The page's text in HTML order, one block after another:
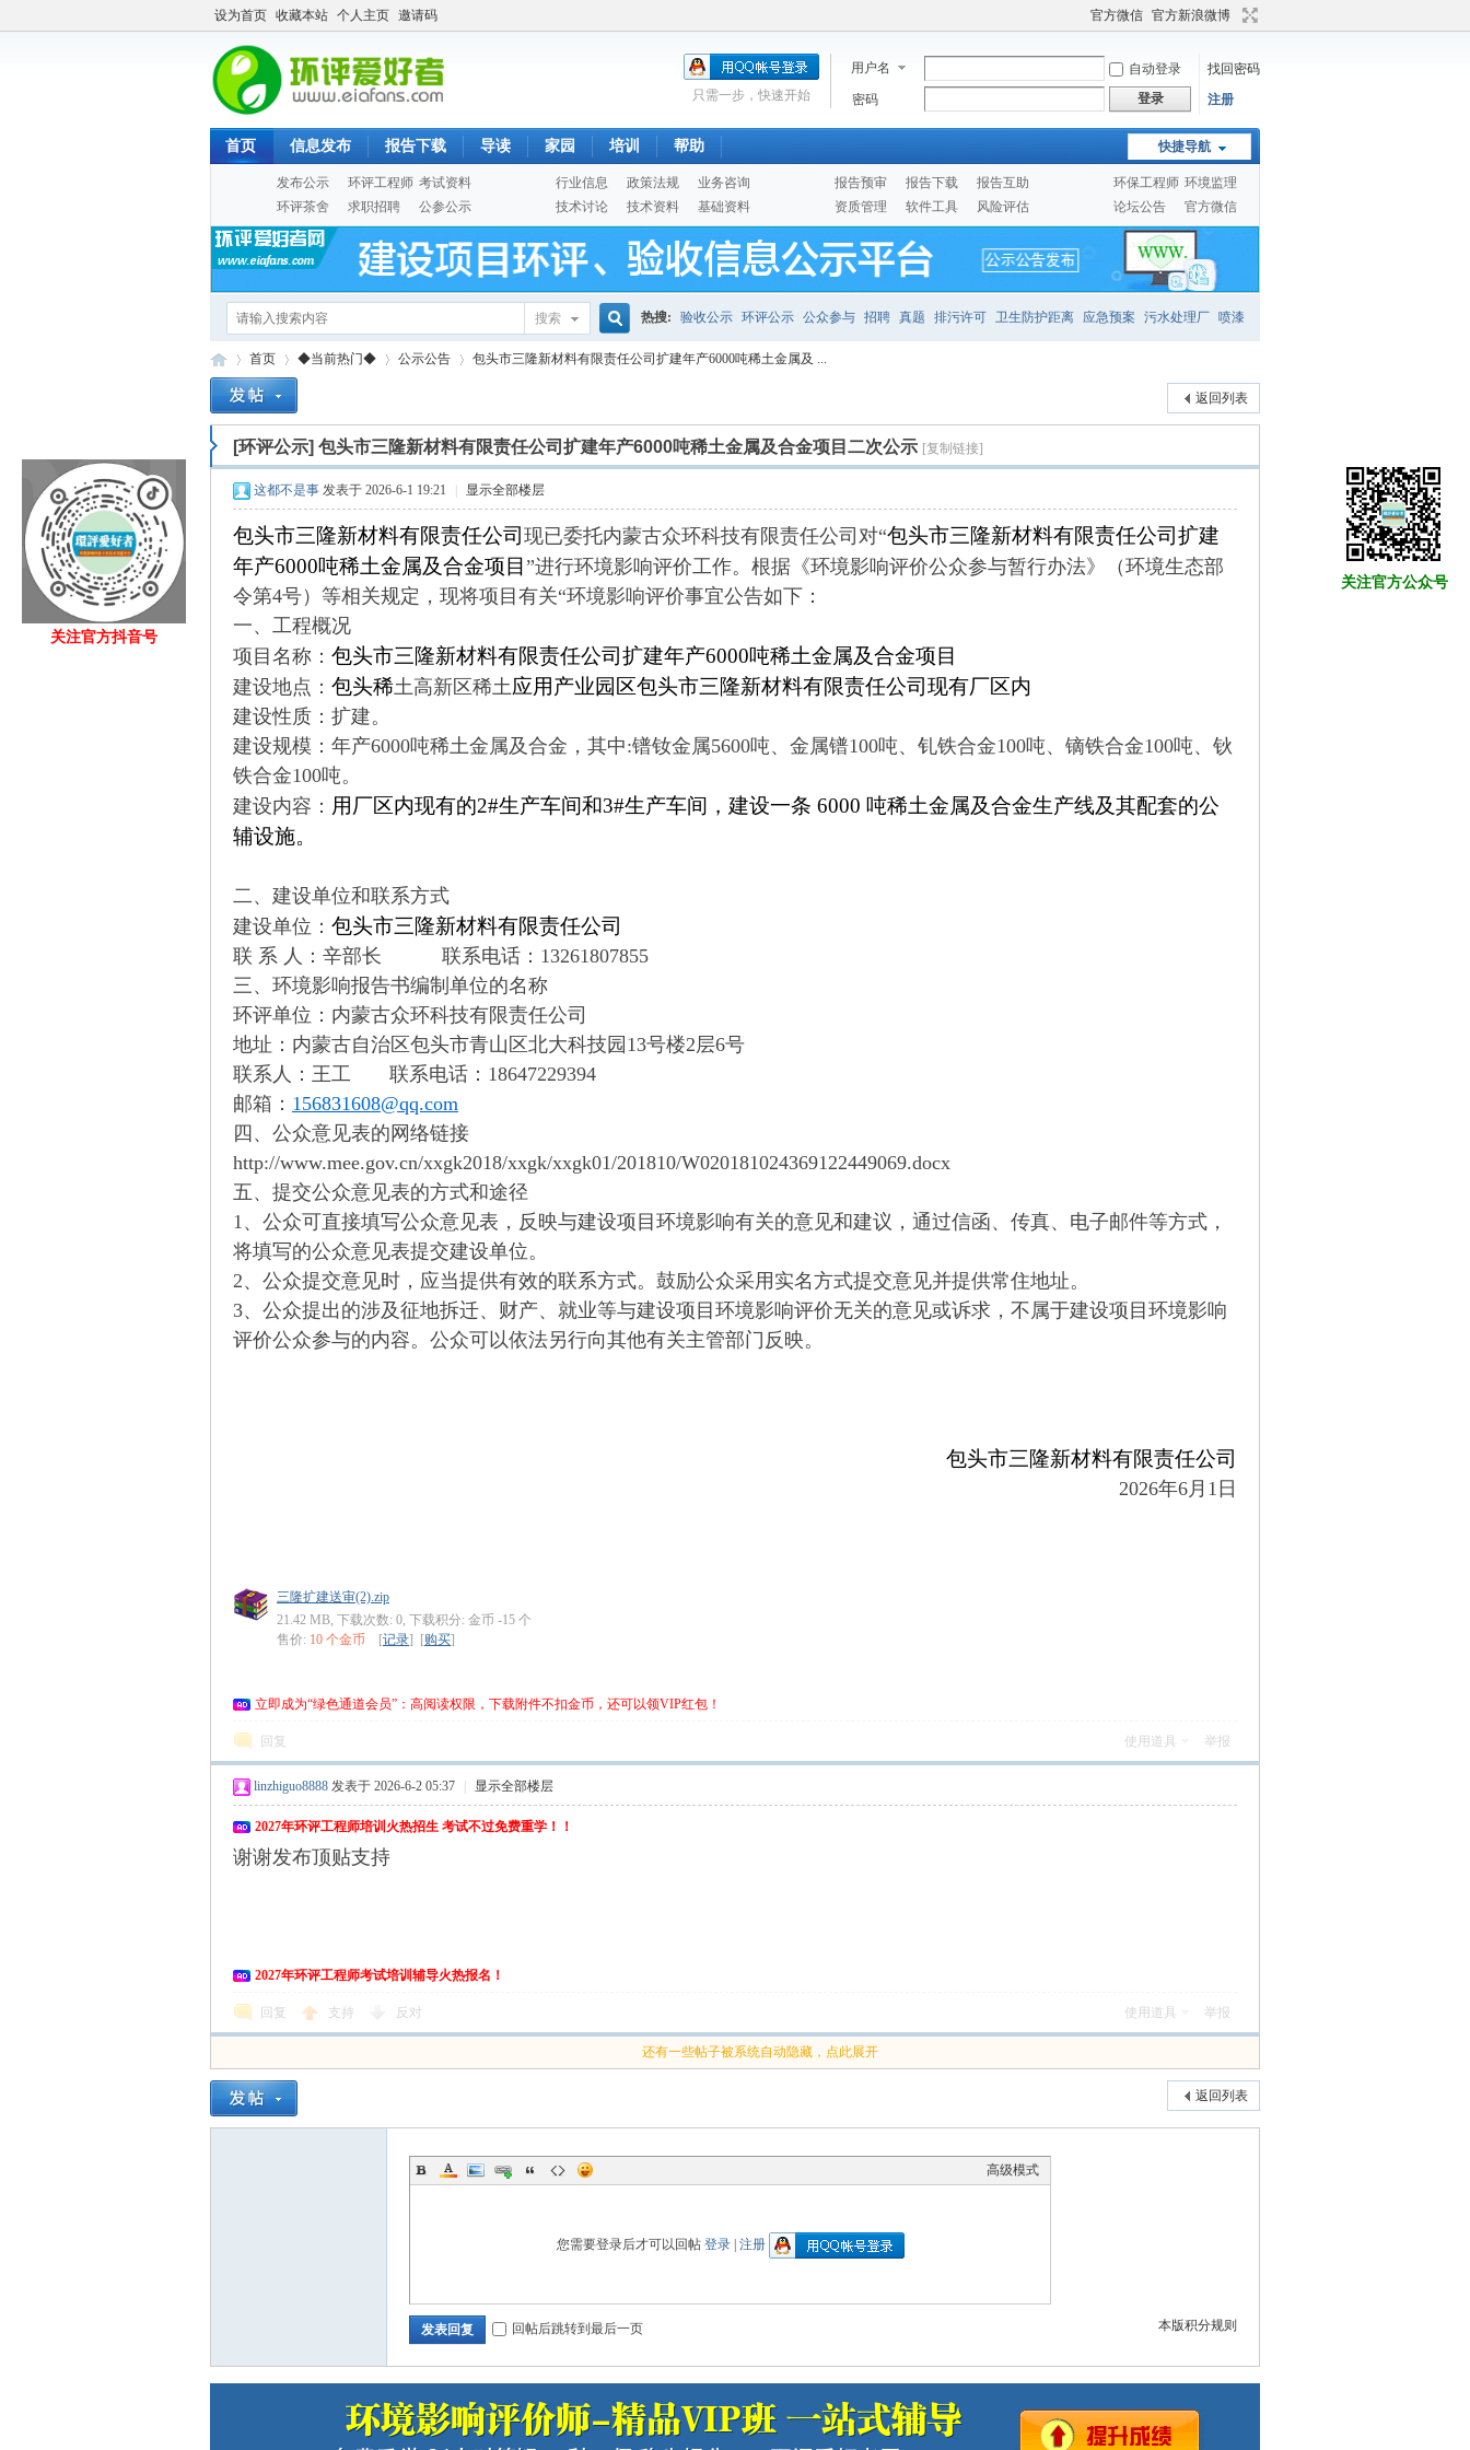
设为首页 收藏本站 个人主页 邀请码 官方微信 官方新浪微博
用户名 自动登录
找回密码
密码
登录 注册
只需一步，快速开始
快捷导航
首页 信息发布 报告下载 导读 家园 培训 帮助
发布公示 环评工程师 考试资料
环评茶舍
求职招聘 公参公示
行业信息 政策法规
业务咨询
技术讨论
技术资料 基础资料
报告预审 报告下载
报告互助
资质管理
软件工具 风险评估
环保工程师 环境监理
论坛公告
官方微信
搜索
搜
索
热搜: 验收公示 环评公示 公众参与 招聘 真题 排污许可 卫生防护距离 应急预案 污水处理厂 喷漆
噪声预测 医院 公路 陶瓷 案例
Eia
评
首页
›
◆当前热门◆
›
公示公告
›
包头市三隆新材料有限责任公司扩建年产6000吨稀土金属及 ...
返回列表
[环评公示] 包头市三隆新材料有限责任公司扩建年产6000吨稀土金属及合金项目二次公示 [复制链接]
这都不是事 发表于 2026-6-1 19:21 显示全部楼层
包头市三隆新材料有限责任公司 现已委托内蒙古众环科技有限责任公司对“包头市三隆新材料有限责任公司扩建
年产6000吨稀土金属及合金项目 ”进行环境影响评价工作。根据《环境影响评价公众参与暂行办法》（环境生态部
令第4号）等相关规定，现将项目有关“环境影响评价事宜公告如下：
一、工程概况
项目名称： 包头市三隆新材料有限责任公司扩建年产6000吨稀土金属及合金项目
建设地点： 包头稀土高新区稀土应用产业园区包头市三隆新材料有限责任公司现有厂区内
建设性质：扩建。
建设规模：年产6000吨稀土金属及合金，其中:镨钕金属5600吨、金属镨100吨、钆铁合金100吨、镝铁合金100吨、钬
铁合金100吨。
建设内容： 用厂区内现有的2#生产车间和3#生产车间，建设一条 6000 吨稀土金属及合金生产线及其配套的公
辅设施。
二、建设单位和联系方式
建设单位： 包头市三隆新材料有限责任公司
联 系 人：辛部长 联系电话：13261807855
三、环境影响报告书编制单位的名称
环评单位：内蒙古众环科技有限责任公司
地址：内蒙古自治区包头市青山区北大科技园13号楼2层6号
联系人：王工 联系电话：18647229394
邮箱： 156831608@qq.com
四、公众意见表的网络链接
http://www.mee.gov.cn/xxgk2018/xxgk/xxgk01/201810/W020181024369122449069.docx
五、提交公众意见表的方式和途径
1、公众可直接填写公众意见表，反映与建设项目环境影响有关的意见和建议，通过信函、传真、电子邮件等方式，
将填写的公众意见表提交建设单位。
2、公众提交意见时，应当提供有效的联系方式。鼓励公众采用实名方式提交意见并提供常住地址。
3、公众提出的涉及征地拆迁、财产、就业等与建设项目环境影响评价无关的意见或诉求，不属于建设项目环境影响
评价公众参与的内容。公众可以依法另行向其他有关主管部门反映。
包头市三隆新材料有限责任公司
2026年6月1日
三隆扩建送审(2).zip
21.42 MB, 下载次数: 0, 下载积分: 金币 -15 个
售价: 10 个金币 [记录] [购买]
立即成为“绿色通道会员”：高阅读权限，下载附件不扣金币，还可以领VIP红包！
回复 使用道具 举报
linzhiguo8888 发表于 2026-6-2 05:37 显示全部楼层
2027年环评工程师培训火热招生 考试不过免费重学！！
谢谢发布顶贴支持
2027年环评工程师考试培训辅导火热报名！
回复 支持 反对 使用道具 举报
还有一些帖子被系统自动隐藏，点此展开
返回列表
高级模式
您需要登录后才可以回帖 登录| 注册
本版积分规则
发表回复 回帖后跳转到最后一页
关注官方公众号
关注官方抖音号